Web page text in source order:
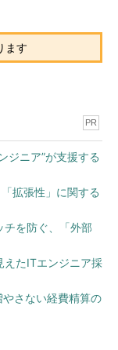
ます
PR
ジニア”が支援する
拡張性」に関する
チを防ぐ、「外部
えたITエンジニア採
さない経費精算の